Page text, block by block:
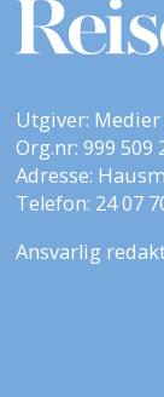
Utgiver: Medier
Org.nr: 999 509
Adresse:
Telefon: 24 07
Ansvarlig